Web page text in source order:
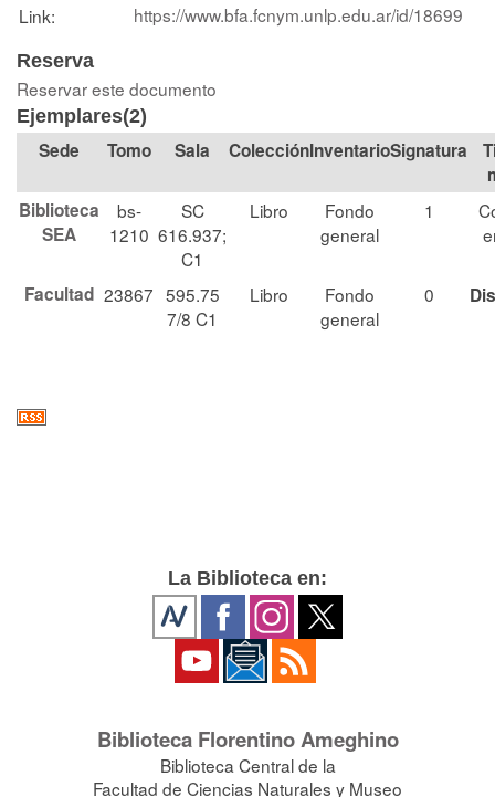
Link:
https://www.bfa.fcnym.unlp.edu.ar/id/18699
Reserva
Reservar este documento
Ejemplares(2)
Tomo Sala Colección Signatura
Biblioteca
SEA
bs-
1210
SC
616.937;
C1
Libro
Fondo
general
1
Facultad 23867 595.75
7/8 C1
Libro
Fondo
general
0
La Biblioteca en:
Biblioteca Florentino Ameghino
Biblioteca Central de la
Facultad de Ciencias Naturales y Museo